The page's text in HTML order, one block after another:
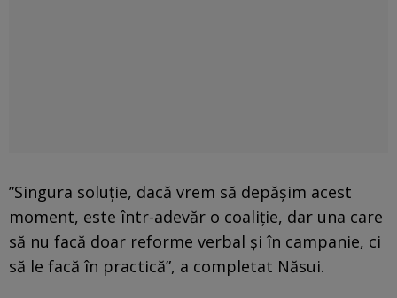
”Singura soluţie, dacă vrem să depăşim acest
moment, este într-adevăr o coaliţie, dar una care
să nu facă doar reforme verbal şi în campanie, ci
să le facă în practică”, a completat Năsui.